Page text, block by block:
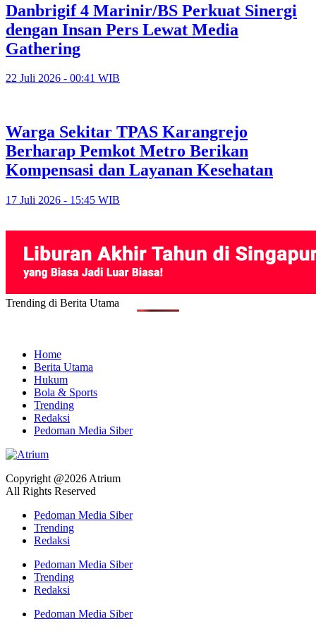
Danbrigif 4 Marinir/BS Perkuat Sinergi
dengan Insan Pers Lewat Media
Gathering
22 Juli 2026 - 00:41 WIB
Warga Sekitar TPAS Karangrejo
Berharap Pemkot Metro Berikan
Kompensasi dan Layanan Kesehatan
17 Juli 2026 - 15:45 WIB
Trending di Berita Utama
Home
Berita Utama
Hukum
Bola & Sports
Trending
Redaksi
Pedoman Media Siber
Copyright @2026 Atrium
All Rights Reserved
Pedoman Media Siber
Trending
Redaksi
Pedoman Media Siber
Trending
Redaksi
Pedoman Media Siber